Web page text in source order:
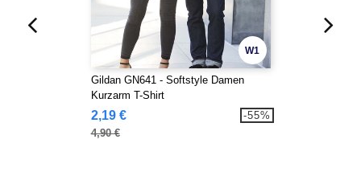
W1
Gildan GN641 - Softstyle Damen
Kurzarm T-Shirt
2,19 €
4,90 €
-55%